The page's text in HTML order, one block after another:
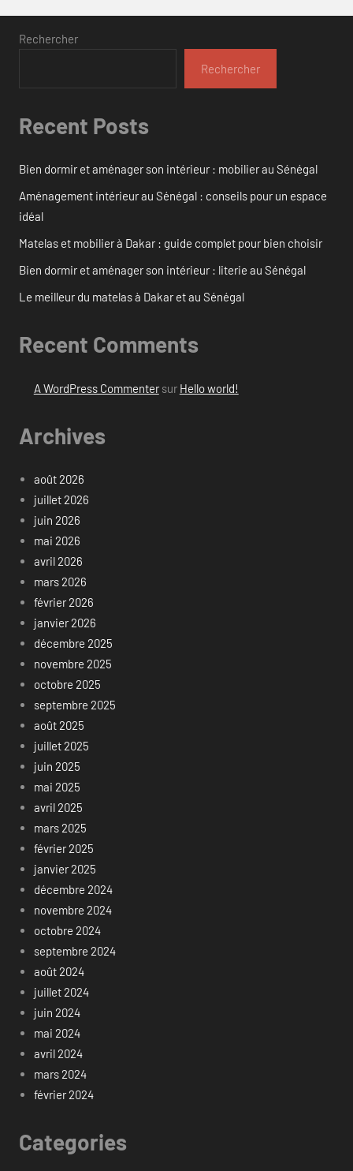
Rechercher
Rechercher
Recent Posts
Bien dormir et aménager son intérieur : mobilier au Sénégal
Aménagement intérieur au Sénégal : conseils pour un espace
idéal
Matelas et mobilier à Dakar : guide complet pour bien choisir
Bien dormir et aménager son intérieur : literie au Sénégal
Le meilleur du matelas à Dakar et au Sénégal
Recent Comments
A WordPress Commentersur Hello world!
Archives
août 2026
juillet 2026
juin 2026
mai 2026
avril 2026
mars 2026
février 2026
janvier 2026
décembre 2025
novembre 2025
octobre 2025
septembre 2025
août 2025
juillet 2025
juin 2025
mai 2025
avril 2025
mars 2025
février 2025
janvier 2025
décembre 2024
novembre 2024
octobre 2024
septembre 2024
août 2024
juillet 2024
juin 2024
mai 2024
avril 2024
mars 2024
février 2024
Categories